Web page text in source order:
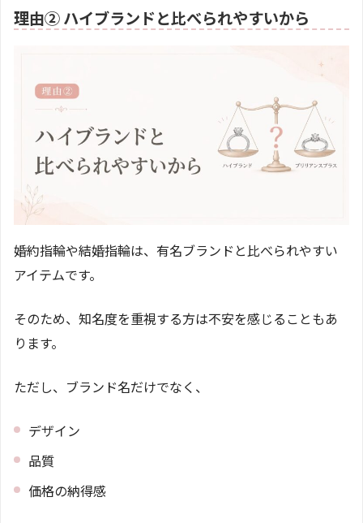
理由② ハイブランドと比べられやすいから
婚約指輪や結婚指輪は、有名ブランドと比べられやすい
アイテムです。
そのため、知名度を重視する方は不安を感じることもあ
ります。
ただし、ブランド名だけでなく、
デザイン
品質
価格の納得感